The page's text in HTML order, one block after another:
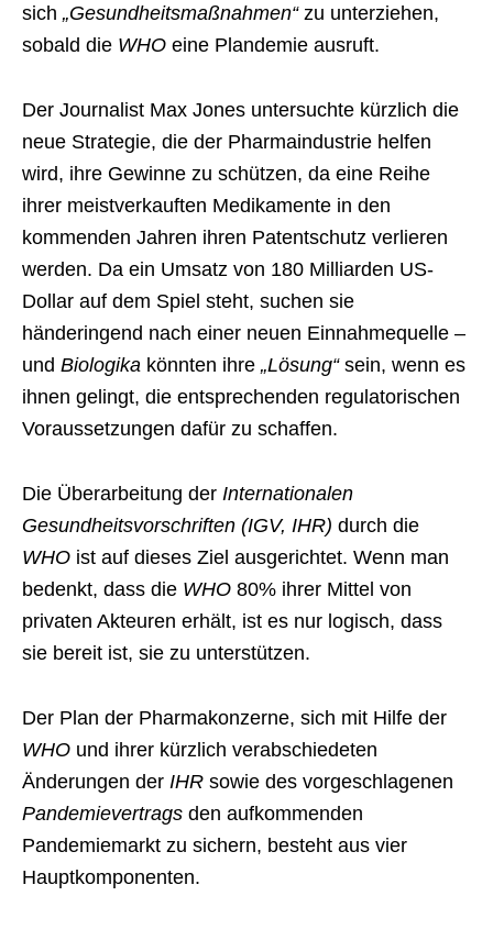
sich „Gesundheitsmaßnahmen“zu unterziehen,
sobald die WHO eine Plandemie ausruft.
Der Journalist Max Jones untersuchte kürzlich die
neue Strategie, die der Pharmaindustrie helfen
wird, ihre Gewinne zu schützen, da eine Reihe
ihrer meistverkauften Medikamente in den
kommenden Jahren ihren Patentschutz verlieren
werden. Da ein Umsatz von 180 Milliarden US-
Dollar auf dem Spiel steht, suchen sie
händeringend nach einer neuen Einnahmequelle –
und Biologika könnten ihre „Lösung“sein, wenn es
ihnen gelingt, die entsprechenden regulatorischen
Voraussetzungen dafür zu schaffen.
Die Überarbeitung der Internationalen
Gesundheitsvorschriften (IGV, IHR) durch die
WHO ist auf dieses Ziel ausgerichtet. Wenn man
bedenkt, dass die WHO 80% ihrer Mittel von
privaten Akteuren erhält, ist es nur logisch, dass
sie bereit ist, sie zu unterstützen.
Der Plan der Pharmakonzerne, sich mit Hilfe der
WHO und ihrer kürzlich verabschiedeten
Änderungen der IHR sowie des vorgeschlagenen
Pandemievertrags den aufkommenden
Pandemiemarkt zu sichern, besteht aus vier
Hauptkomponenten.